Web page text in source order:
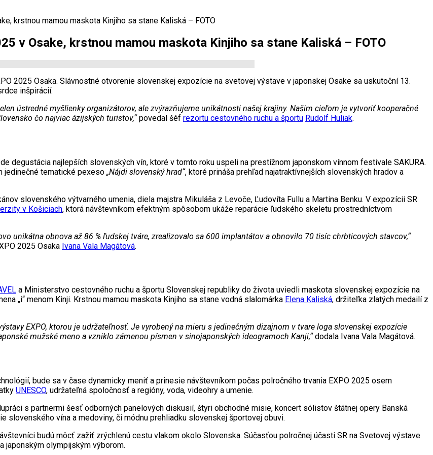
krstnou mamou maskota Kinjiho sa stane Kaliská – FOTO
v Osake, krstnou mamou maskota Kinjiho sa stane Kaliská – FOTO
2025 Osaka. Slávnostné otvorenie slovenskej expozície na svetovej výstave v japonskej Osake sa uskutoční 13.
inšpirácií.
ústredné myšlienky organizátorov, ale zvýrazňujeme unikátnosti našej krajiny. Našim cieľom je vytvoriť kooperačné
čo najviac ázijských turistov,“povedal šéf rezortu cestovného ruchu a športu Rudolf Huliak.
degustácia najlepších slovenských vín, ktoré v tomto roku uspeli na prestížnom japonskom vínnom festivale SAKURA.
jedinečné tematické pexeso „Nájdi slovenský hrad“, ktoré prináša prehľad najatraktívnejších slovenských hradov a
slovenského výtvarného umenia, diela majstra Mikuláša z Levoče, Ľudovíta Fullu a Martina Benku. V expozícii SR
v Košiciach, ktorá návštevníkom efektným spôsobom ukáže reparácie ľudského skeletu prostredníctvom
unikátna obnova až 86 % ľudskej tváre, zrealizovalo sa 600 implantátov a obnovilo 70 tisíc chrbticových stavcov,“
2025 Osaka Ivana Vala Magátová.
a Ministerstvo cestovného ruchu a športu Slovenskej republiky do života uviedli maskota slovenskej expozície na
„i“ menom Kinji. Krstnou mamou maskota Kinjiho sa stane vodná slalomárka Elena Kaliská, držiteľka zlatých medailí z
EXPO, ktorou je udržateľnosť. Je vyrobený na mieru s jedinečným dizajnom v tvare loga slovenskej expozície
mužské meno a vzniklo zámenou písmen v sinojaponských ideogramoch Kanji,“ dodala Ivana Vala Magátová.
bude sa v čase dynamicky meniť a prinesie návštevníkom počas polročného trvania EXPO 2025 osem
UNESCO, udržateľná spoločnosť a regióny, voda, videohry a umenie.
s partnermi šesť odborných panelových diskusií, štyri obchodné misie, koncert sólistov štátnej opery Banská
slovenského vína a medoviny, či módnu prehliadku slovenskej športovej obuvi.
budú môcť zažiť zrýchlenú cestu vlakom okolo Slovenska. Súčasťou polročnej účasti SR na Svetovej výstave
japonským olympijským výborom.